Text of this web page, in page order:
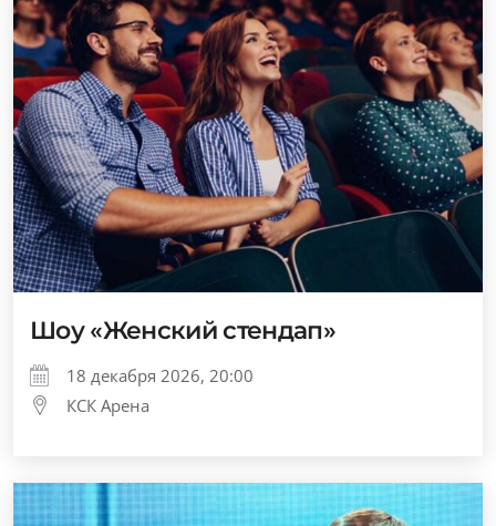
Шоу «Женский стендап»
18 декабря 2026, 20:00
КСК Арена